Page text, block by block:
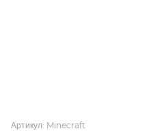
Артикул: Minecraft